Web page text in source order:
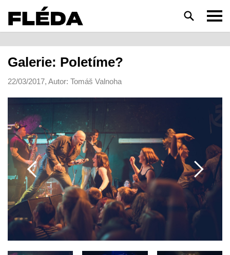
HLEDAT
Galerie: Poletíme?
22/03/2017, Autor: Tomáš Valnoha